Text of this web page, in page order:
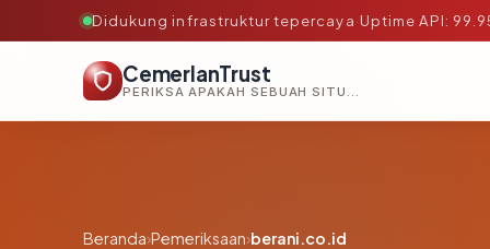
Didukung infrastruktur tepercaya·Uptime API:
CemerlanTrust
PERIKSA APAKAH SEBUAH SITUS AMAN, TEPERCAYA, DAN TERVERIFIKASI DALAM HITUNGAN DETIK.
Beranda›Pemeriksaan›berani.co.id